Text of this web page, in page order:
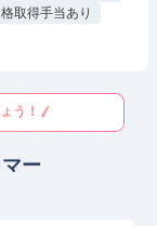
取得手当あり
う！
ー